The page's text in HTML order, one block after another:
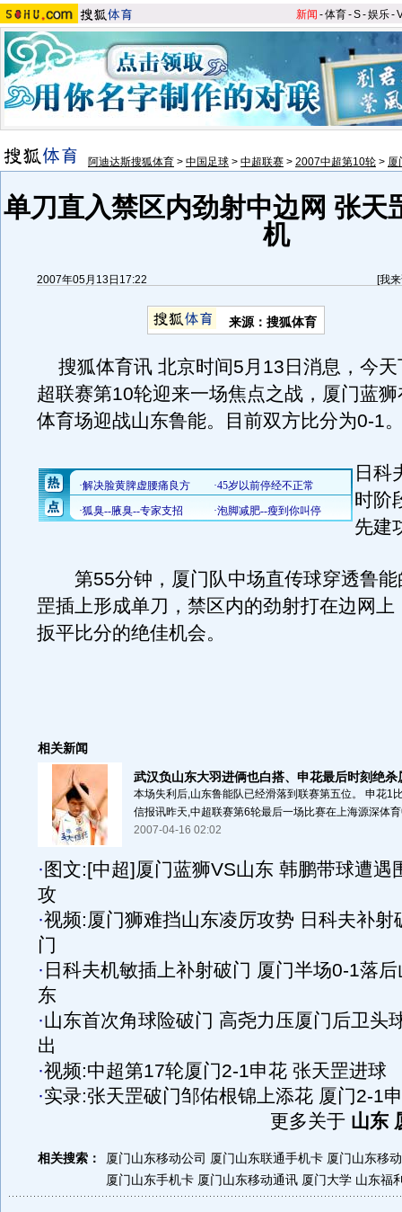
新闻 -体育-S-娱乐-
阿迪达斯搜狐体育 > 中国足球 > 中超联赛 > 2007中超第10轮 > 厦
单刀直入禁区内劲射中边网 张天
机
2007年05月13日17:22 [我
来源：搜狐体育
搜狐体育讯 北京时间5月13日消息，今天
超联赛第10轮迎来一场焦点之战，厦门蓝
体育场迎战山东鲁能。目前双方比分为0-1
日科
时阶
先建
第55分钟，厦门队中场直传球穿透鲁能
罡插上形成单刀，禁区内的劲射打在边网上
扳平比分的绝佳机会。
相关新闻
武汉负山东大羽进俩也白搭、申花最后时刻绝杀
本场失利后,山东鲁能队已经滑落到联赛第五位。 申花1
信报讯昨天,中超联赛第6轮最后一场比赛在上海源深体
2007-04-16 02:02
· 图文:[中超]厦门蓝狮VS山东 韩鹏带球遭遇
攻
·视频:厦门狮难挡山东凌厉攻势 日科夫补射
门
· 日科夫机敏插上补射破门 厦门半场0-1落后
东
·山东首次角球险破门 高尧力压厦门后卫头
出
·视频:中超第17轮厦门2-1申花 张天罡进球
·实录:张天罡破门邹佑根锦上添花 厦门2-1
更多关于 山东
相关搜索： 厦门山东移动公司 厦门山东联通手机卡 厦门山东移动
厦门山东手机卡 厦门山东移动通讯 厦门大学 山东福